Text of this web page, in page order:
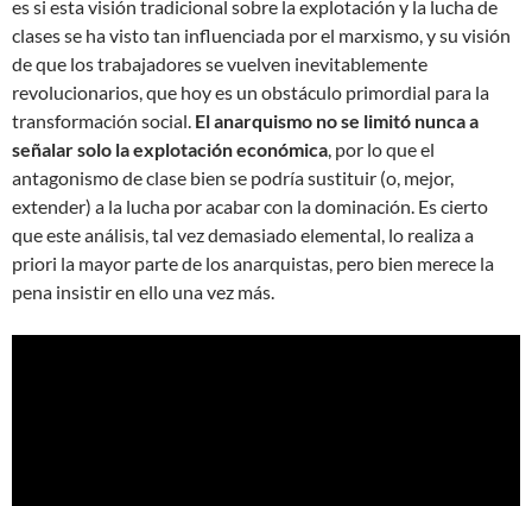
es si esta visión tradicional sobre la explotación y la lucha de
clases se ha visto tan influenciada por el marxismo, y su visión
de que los trabajadores se vuelven inevitablemente
revolucionarios, que hoy es un obstáculo primordial para la
transformación social. El anarquismo no se limitó nunca a
señalar solo la explotación económica, por lo que el
antagonismo de clase bien se podría sustituir (o, mejor,
extender) a la lucha por acabar con la dominación. Es cierto
que este análisis, tal vez demasiado elemental, lo realiza a
priori la mayor parte de los anarquistas, pero bien merece la
pena insistir en ello una vez más.